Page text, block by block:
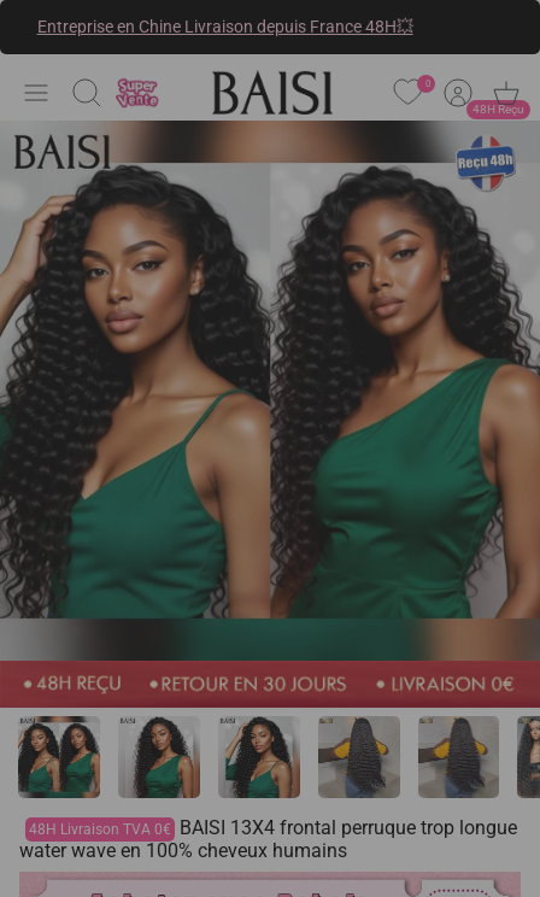
Entreprise en Chine Livraison depuis France 48H💥
Recherche 48H Reçu
0
48H Livraison TVA 0€
BAISI 13X4 frontal perruque trop longue
water wave en 100% cheveux humains